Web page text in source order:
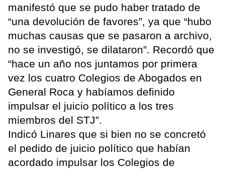
manifestó que se pudo haber tratado de
“una devolución de favores”, ya que “hubo
muchas causas que se pasaron a archivo,
no se investigó, se dilataron”. Recordó que
“hace un año nos juntamos por primera
vez los cuatro Colegios de Abogados en
General Roca y habíamos definido
impulsar el juicio político a los tres
miembros del STJ”.
Indicó Linares que si bien no se concretó
el pedido de juicio político que habían
acordado impulsar los Colegios de